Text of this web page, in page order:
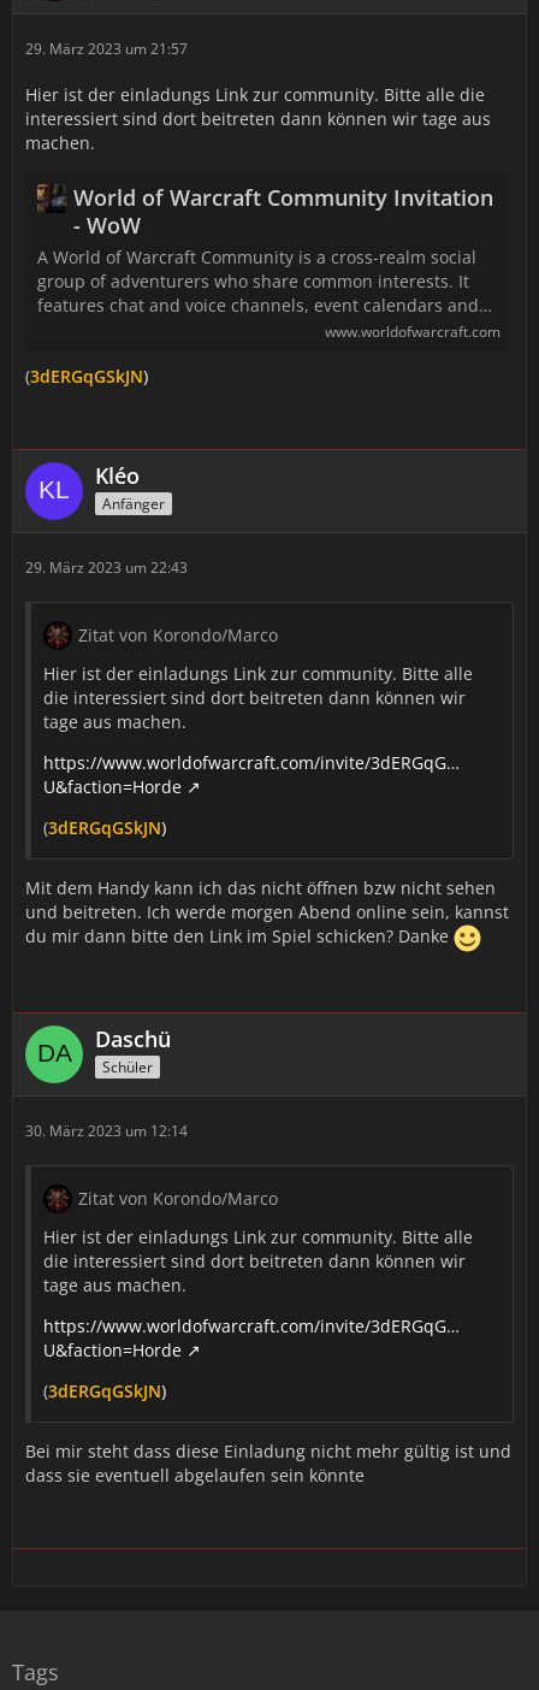
29. März 2023 um 21:57
Hier ist der einladungs Link zur community. Bitte alle die
interessiert sind dort beitreten dann können wir tage aus
machen.
World of Warcraft Community Invitation
- WoW
A World of Warcraft Community is a cross-realm social
group of adventurers who share common interests. It
features chat and voice channels, event calendars and…
www.worldofwarcraft.com
(3dERGqGSkJN)
Kléo
Anfänger
29. März 2023 um 22:43
Zitat von Korondo/Marco
Hier ist der einladungs Link zur community. Bitte alle
die interessiert sind dort beitreten dann können wir
tage aus machen.
https://www.worldofwarcraft.com/invite/3dERGqG…
U&faction=Horde
(3dERGqGSkJN)
Mit dem Handy kann ich das nicht öffnen bzw nicht sehen
und beitreten. Ich werde morgen Abend online sein, kannst
du mir dann bitte den Link im Spiel schicken? Danke
Daschü
Schüler
30. März 2023 um 12:14
Zitat von Korondo/Marco
Hier ist der einladungs Link zur community. Bitte alle
die interessiert sind dort beitreten dann können wir
tage aus machen.
https://www.worldofwarcraft.com/invite/3dERGqG…
U&faction=Horde
(3dERGqGSkJN)
Bei mir steht dass diese Einladung nicht mehr gültig ist und
dass sie eventuell abgelaufen sein könnte
Tags